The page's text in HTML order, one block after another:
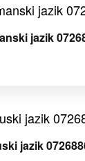
jazik
jazik